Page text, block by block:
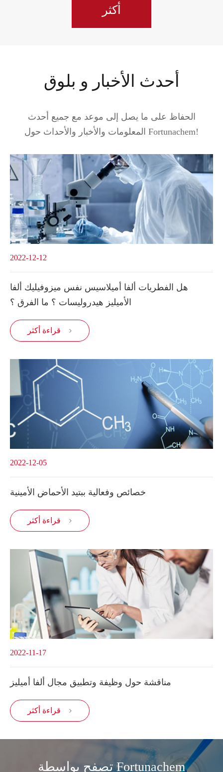
أكثر
أحدث الأخبار و بلوق
الحفاظ على ما يصل إلى موعد مع جميع أحدث
المعلومات والأخبار والأحداث حول Fortunachem!
2022-12-12
هل الفطريات ألفا أميلاسيس نفس ميزوفيليك ألفا
الأميليز هيدروليسات ؟ ما الفرق ؟
قراءة أكثر 
2022-12-05
خصائص وفعالية ببتيد الأحماض الأمينية
قراءة أكثر 
2022-11-17
مناقشة حول وظيفة وتطبيق مجال ألفا أميليز
قراءة أكثر 
تصفح بواسطة Fortunachem